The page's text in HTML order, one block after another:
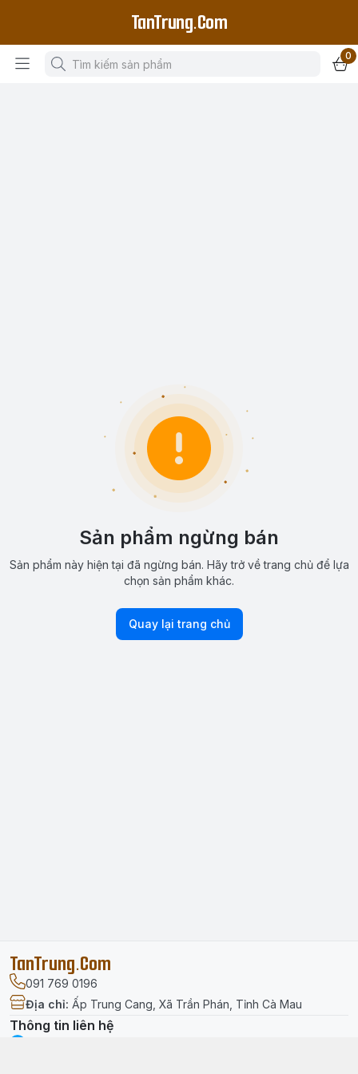
TanTrung.Com
0
Sản phẩm ngừng bán
Sản phẩm này hiện tại đã ngừng bán. Hãy trở về trang chủ để lựa
chọn sản phẩm khác.
Quay lại trang chủ
TanTrung.Com
091 769 0196
Địa chỉ: Ấp Trung Cang, Xã Trần Phán, Tỉnh Cà Mau
Thông tin liên hệ